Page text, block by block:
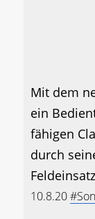
Mit dem
ein
fähigen
durch
10.8.20